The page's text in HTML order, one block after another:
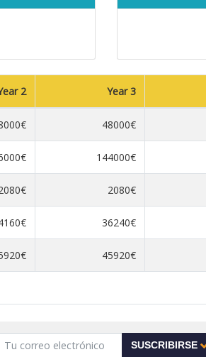
2 Year 3
48000€
144000€
2080€
36240€
45920€
SUSCRIBIRSE